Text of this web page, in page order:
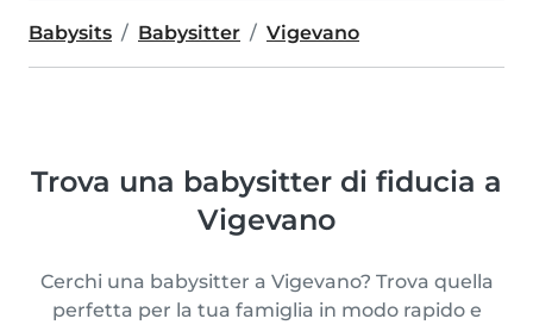
Babysits Babysitter Vigevano
Trova una babysitter di fiducia a
Vigevano
Cerchi una babysitter a Vigevano? Trova quella
perfetta per la tua famiglia in modo rapido e